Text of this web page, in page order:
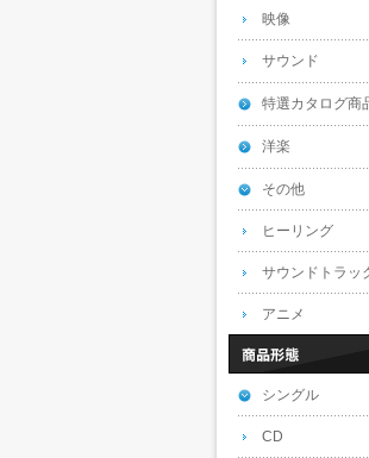
映像
サウンド
特選カタログ商
洋楽
その他
ヒーリング
サウンドトラッ
アニメ
シングル
CD